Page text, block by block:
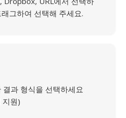
그하여 선택해 주세요.
과 형식을 선택하세요
지원)